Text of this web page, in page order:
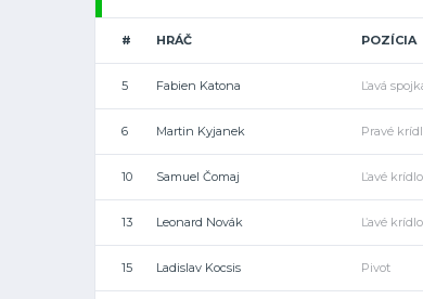
# HRÁČ POZÍCIA
5 Fabien Katona Ľavá
6 Martin Kyjanek Pravé
10 Samuel Čomaj Ľavé krídlo
13 Leonard Novák Ľavé krídlo
15 Ladislav Kocsis Pivot